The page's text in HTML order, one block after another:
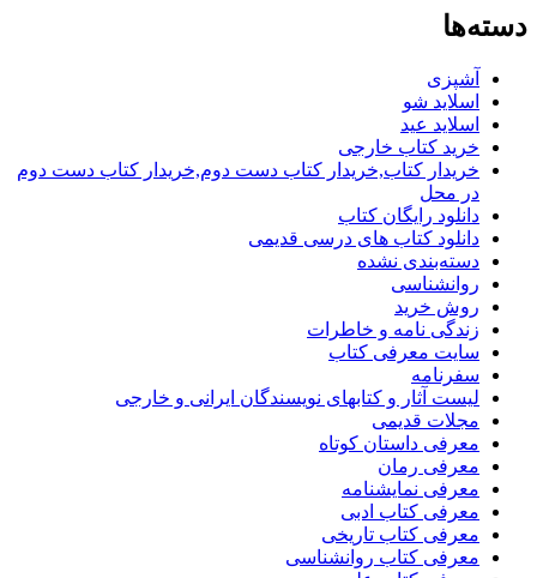
دسته‌ها
آشپزی
اسلاید شو
اسلاید عید
خرید کتاب خارجی
خریدار کتاب,خریدار کتاب دست دوم,خریدار کتاب دست دوم
در محل
دانلود رایگان کتاب
دانلود کتاب های درسی قدیمی
دسته‌بندی نشده
روانشناسی
روش خرید
زندگی نامه و خاطرات
سایت معرفی کتاب
سفرنامه
لیست آثار و کتابهای نویسندگان ایرانی و خارجی
مجلات قدیمی
معرفی داستان کوتاه
معرفی رمان
معرفی نمایشنامه
معرفی کتاب ادبی
معرفی کتاب تاریخی
معرفی کتاب روانشناسی